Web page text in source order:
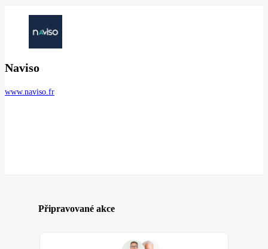
Naviso
www.naviso.fr
Připravované akce